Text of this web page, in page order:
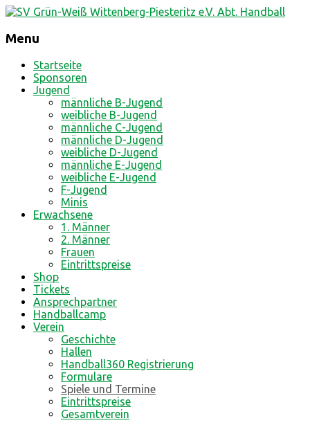
Menu
Skip
content
Startseite
Sponsoren
Jugend
männliche B-Jugend
weibliche B-Jugend
männliche C-Jugend
männliche D-Jugend
weibliche D-Jugend
männliche E-Jugend
weibliche E-Jugend
F-Jugend
Minis
Erwachsene
1. Männer
2. Männer
Frauen
Eintrittspreise
Shop
Tickets
Ansprechpartner
Handballcamp
Verein
Geschichte
Hallen
Handball360 Registrierung
Formulare
Spiele und Termine
Eintrittspreise
Gesamtverein